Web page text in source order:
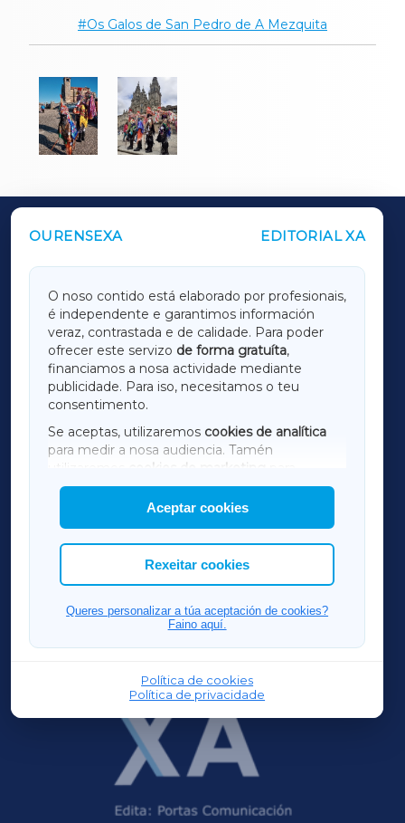
Os Galos de San Pedro de A Mezquita
OURENSEXA EDITORIAL XA
O noso contido está elaborado por profesionais,
é independente e garantimos información
veraz, contrastada e de calidade. Para poder
ofrecer este servizo de forma gratuíta,
financiamos a nosa actividade mediante
publicidade. Para iso, necesitamos o teu
consentimento.
Se aceptas, utilizaremos cookies de analítica
para medir a nosa audiencia. Tamén
utilizaremos
cookies de marketing
mostrar publicidade de terceiros.
Así mesmo, podes personalizar a elección das
cookies que desexas permitir.
Aceptar cookies
Rexeitar cookies
Queres personalizar a túa aceptación de cookies?
Faino aquí.
Política de cookies
Política de privacidade
OUTROS PERIÓDICOS
LUGOXA
TERRACHAXA
AMARIÑAXA
RIBEIRASACRAXA
ACORUÑAXA
FERROLXA
OURENSEXA